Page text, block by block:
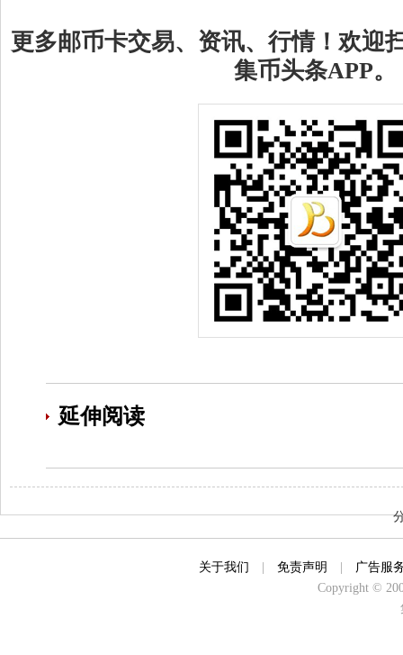
更多邮币卡交易、资讯、行情！欢迎
集币头条APP。
延伸阅读
关于我们 | 免责声明 |
广告服
Copyright ©